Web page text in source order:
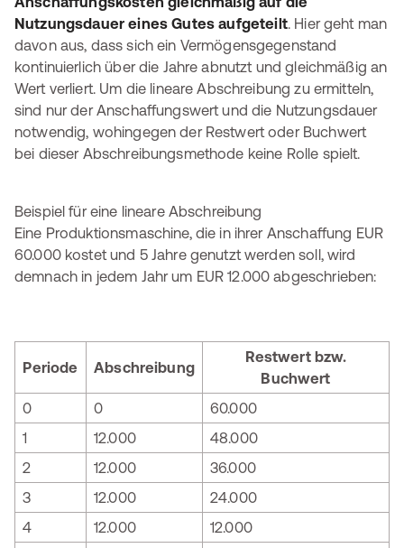
Nutzungsdauer eines Gutes aufgeteilt. Hier geht man
davon aus, dass sich ein Vermögensgegenstand
kontinuierlich über die Jahre abnutzt und gleichmäßig an
Wert verliert. Um die lineare Abschreibung zu ermitteln,
sind nur der Anschaffungswert und die Nutzungsdauer
notwendig, wohingegen der Restwert oder Buchwert
bei dieser Abschreibungsmethode keine Rolle spielt.
Beispiel für eine lineare Abschreibung
Eine Produktionsmaschine, die in ihrer Anschaffung EUR
60.000 kostet und 5 Jahre genutzt werden soll, wird
demnach in jedem Jahr um EUR 12.000 abgeschrieben:
Periode Abschreibung
Restwert bzw.
Buchwert
0
0
60.000
1
12.000
48.000
2
12.000
36.000
3
12.000
24.000
4
12.000
12.000